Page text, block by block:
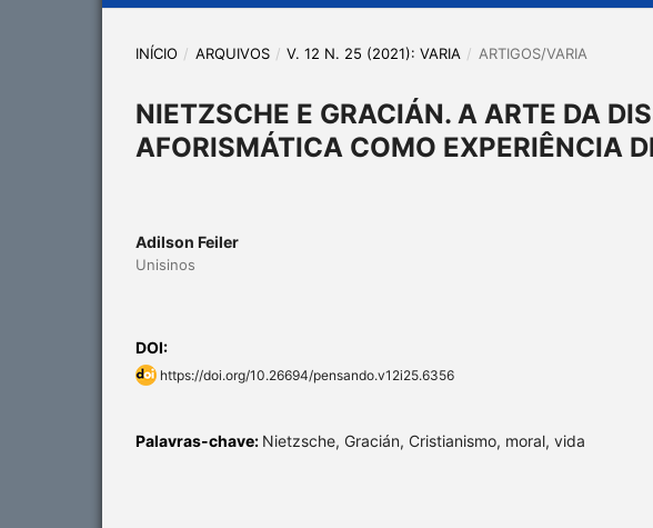
INÍCIO / ARQUIVOS / V. 12 N. 25 (2021): VARIA / ARTIGOS/VARIA
NIETZSCHE E GRACIÁN. A ARTE DA
AFORISMÁTICA COMO EXPERIÊNCIA
Adilson Feiler
Unisinos
DOI:
https://doi.org/10.26694/pensando.v12i25.6356
Palavras-chave: Nietzsche, Gracián, Cristianismo, moral, vida